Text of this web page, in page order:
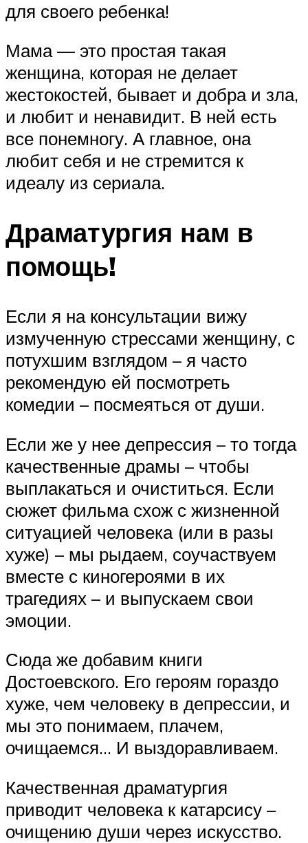
для своего ребенка!
Мама — это простая такая
женщина, которая не делает
жестокостей, бывает и добра и зла,
и любит и ненавидит. В ней есть
все понемногу. А главное, она
любит себя и не стремится к
идеалу из сериала.
Драматургия нам в
помощь!
Если я на консультации вижу
измученную стрессами женщину, с
потухшим взглядом – я часто
рекомендую ей посмотреть
комедии – посмеяться от души.
Если же у нее депрессия – то тогда
качественные драмы – чтобы
выплакаться и очиститься. Если
сюжет фильма схож с жизненной
ситуацией человека (или в разы
хуже) – мы рыдаем, соучаствуем
вместе с киногероями в их
трагедиях – и выпускаем свои
эмоции.
Сюда же добавим книги
Достоевского. Его героям гораздо
хуже, чем человеку в депрессии, и
мы это понимаем, плачем,
очищаемся… И выздоравливаем.
Качественная драматургия
приводит человека к катарсису –
очищению души через искусство.